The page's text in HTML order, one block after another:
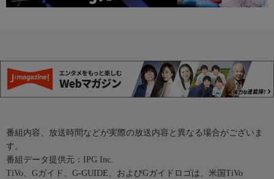
番組内容、放送時間などが実際の放送内容と異なる場合がございま
す。
番組データ提供元：IPG Inc.
TiVo、Gガイド、G-GUIDE、およびGガイドロゴは、米国TiVo